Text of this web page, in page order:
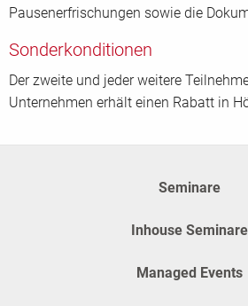
Pausenerfrischungen sowie die
Sonderkonditionen
Der zweite und jeder weitere
Unternehmen erhält einen Rabatt in
Seminare
Inhouse Seminare
Managed Events